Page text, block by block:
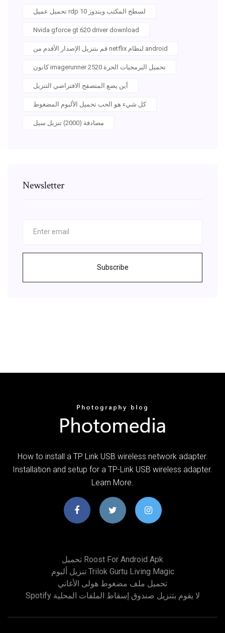
تحميل عميل rdp لسطح المكتب ويندوز 10
Nvida gforce gt 620 driver download
قم بتنزيل الإصدار الأقدم من netflix لنظام android
كانون imagerunner 2520 تحميل البرمجيات الحرة
أين يضع المتصفح الافتراضي التنزيل
كل شيء هو الحب تحميل الألبوم المضغوط
مصادفة (2000) تنزيل سيل
Newsletter
Subscribe
How to install a TP Link USB wireless network adapter.
Installation and setup for a TP-Link USB wireless adapter.
Learn More.
تحميل Roost For Android Apk
تنزيل ألبوم Trilok Gurtu Living Magic
تحميل ملف مضغوط هولى الأغاني
Spotify لا يقوم بتنزيل صندوق إسقاط الملفات المحلية